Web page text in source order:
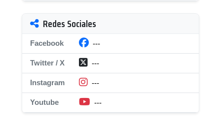
Redes Sociales
Facebook ---
Twitter / X ---
Instagram ---
Youtube ---